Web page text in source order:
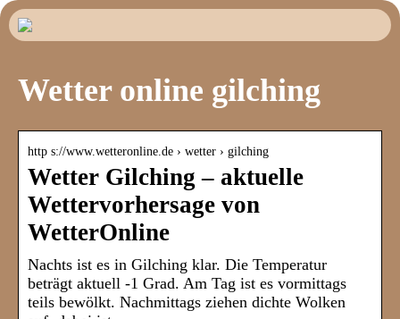
Wetter online gilching
http s://www.wetteronline.de › wetter › gilching
Wetter Gilching – aktuelle
Wettervorhersage von
WetterOnline
Nachts ist es in Gilching klar. Die Temperatur
beträgt aktuell -1 Grad. Am Tag ist es vormittags
teils bewölkt. Nachmittags ziehen dichte Wolken